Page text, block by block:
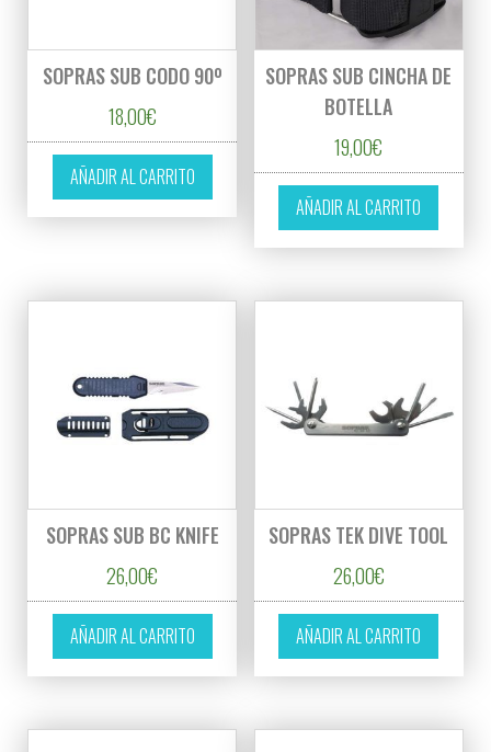
SOPRAS SUB CODO 90º
18,00€
AÑADIR AL CARRITO
SOPRAS SUB CINCHA DE
BOTELLA
19,00€
AÑADIR AL CARRITO
SOPRAS SUB BC KNIFE
26,00€
AÑADIR AL CARRITO
SOPRAS TEK DIVE TOOL
26,00€
AÑADIR AL CARRITO